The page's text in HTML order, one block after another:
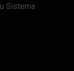
Sistema